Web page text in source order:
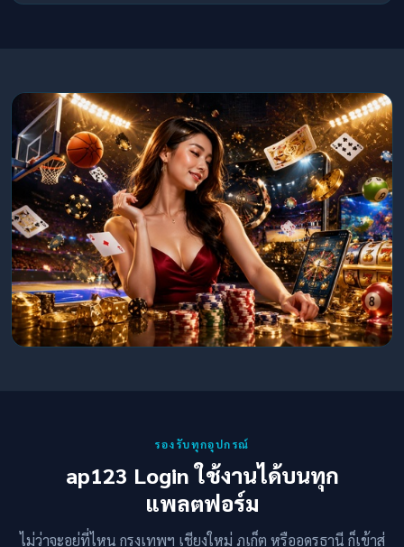
รองรับทุกอุปกรณ์
ap123 Login ใช้งานได้บนทุก
แพลตฟอร์ม
ไม่ว่าจะอยู่ที่ไหน กรุงเทพฯ เชียงใหม่ ภูเก็ต หรืออุดรธานี ก็เข้าสู่